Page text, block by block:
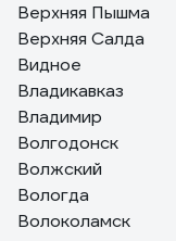
Верхняя Пышма
Верхняя Салда
Видное
Владикавказ
Владимир
Волгодонск
Волжский
Вологда
Волоколамск